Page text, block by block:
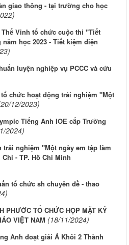
giao thông - tại trường cho học
Vinh tổ chức cuộc thi "Tiết
học 2023 - Tiết kiệm điện
luyện nghiệp vụ PCCC và cứu
chức hoạt động trải nghiệm "Một
12/2023)
Tiếng Anh IOE cấp Trường
2024)
nghiệm "Một ngày em tập làm
- TP. Hồ Chi Minh
tổ chức sh chuyên đề - thao
PHƯỚC TỔ CHỨC HỌP MẶT KỶ
VIỆT NAM (18/11/2024)
Anh đoạt giải Á Khôi 2 Thành